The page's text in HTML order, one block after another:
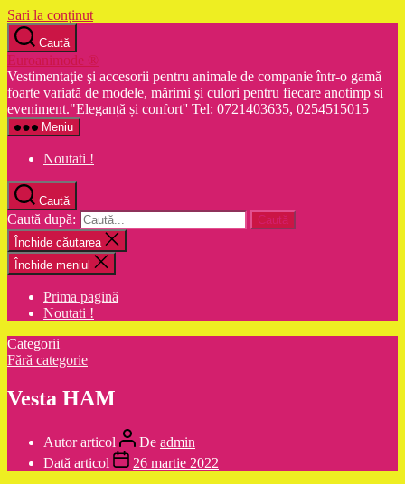
Sari la conținut
Caută
Euroanimode ®
Vestimentaţie şi accesorii pentru animale de companie într-o gamă
foarte variată de modele, mărimi şi culori pentru fiecare anotimp si
eveniment."Eleganță și confort'' Tel: 0721403635, 0254515015
Meniu
Noutati !
Caută
Caută după:
Închide căutarea
Închide meniul
Prima pagină
Noutati !
Categorii
Fără categorie
Vesta HAM
Autor articol De admin
Dată articol
26 martie 2022